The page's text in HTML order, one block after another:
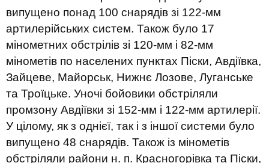
випущено понад 100 снарядів зі 122-мм
артилерійських систем. Також було 17
мінометних обстрілів зі 120-мм і 82-мм
мінометів по населених пунктах Піски, Авдіївка,
Зайцеве, Майорськ, Нижнє Лозове, Луганське
та Троїцьке. Уночі бойовики обстріляли
промзону Авдіївки зі 152-мм і 122-мм артилерії.
У цілому, як з однієї, так і з іншої системи було
випущено 48 снарядів. Також із мінометів
обстріляли райони н. п. Красногорівка та Піски,